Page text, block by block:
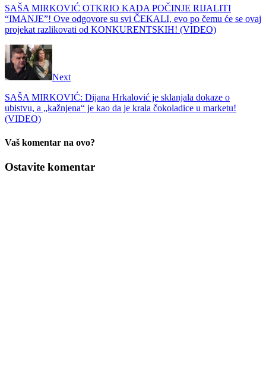
SAŠA MIRKOVIĆ OTKRIO KADA POČINJE RIJALITI
“IMANJE”! Ove odgovore su svi ČEKALI, evo po čemu će se ovaj
projekat razlikovati od KONKURENTSKIH! (VIDEO)
Next
SAŠA MIRKOVIĆ: Dijana Hrkalović je sklanjala dokaze o
ubistvu, a „kažnjena“ je kao da je krala čokoladice u marketu!
(VIDEO)
Vaš komentar na ovo?
Ostavite komentar